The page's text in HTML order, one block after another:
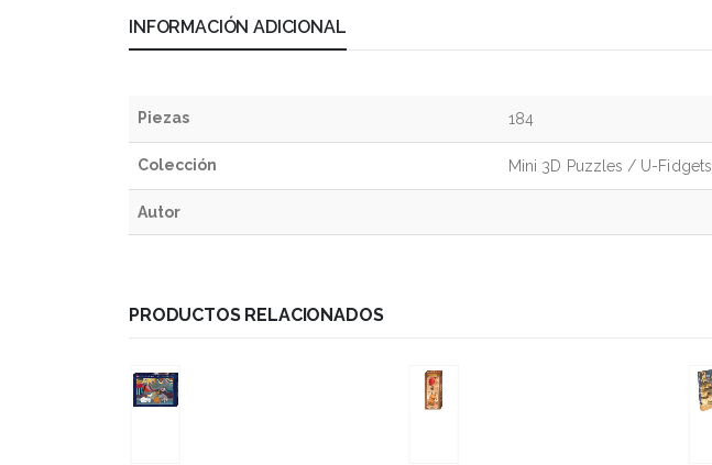
INFORMACIÓN ADICIONAL
Piezas 184
Colección Mini 3D Puzzles / U-Fidgets
Autor
PRODUCTOS RELACIONADOS